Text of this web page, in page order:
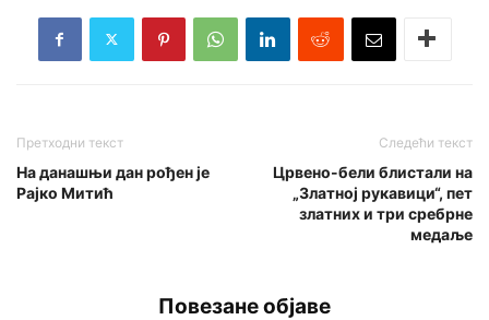
Претходни текст
На данашњи дан рођен је
Рајко Митић
Следећи текст
Црвено-бели блистали на
„Златној рукавици“, пет
златних и три сребрне
медаље
Повезане објаве